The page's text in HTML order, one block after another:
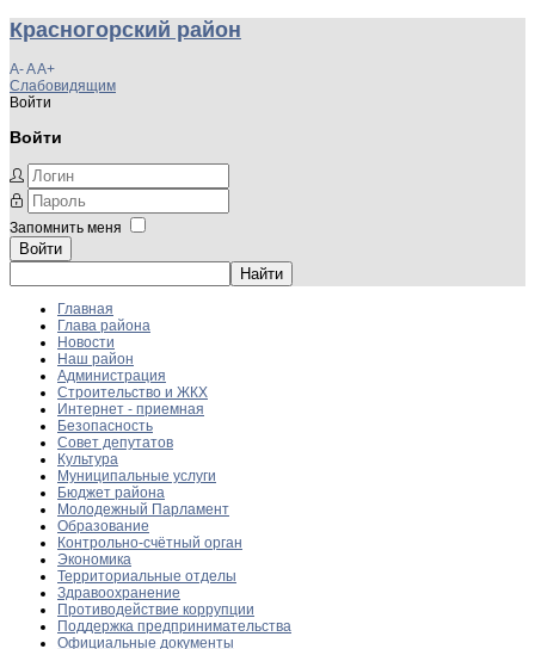
Красногорский район
A-AA+
Слабовидящим
Войти
Войти
Запомнить меня
Войти
Главная
Глава района
Новости
Наш район
Администрация
Строительство и ЖКХ
Интернет - приемная
Безопасность
Совет депутатов
Культура
Муниципальные услуги
Бюджет района
Молодежный Парламент
Образование
Контрольно-счётный орган
Экономика
Территориальные отделы
Здравоохранение
Противодействие коррупции
Поддержка предпринимательства
Официальные документы